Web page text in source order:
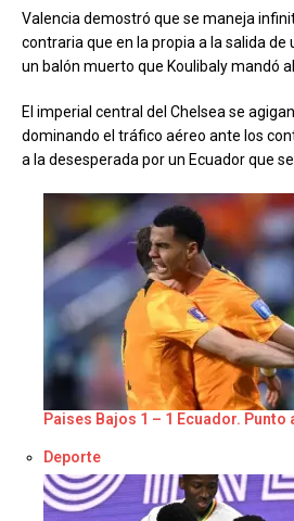
Valencia demostró que se maneja
contraria que en la propia a la salida
un balón muerto que Koulibaly mandó
El imperial central del Chelsea se
dominando el tráfico aéreo ante los
a la desesperada por un Ecuador que
Paises Bajos 1 – 1 Ecuador.
Respecto a
Deporte